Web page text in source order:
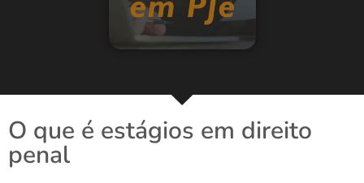
O que é estágios em direito
penal